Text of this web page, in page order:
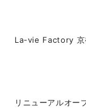
La-vie Factory 京
リニューアルオー